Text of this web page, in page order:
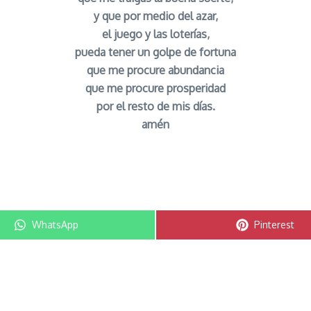
y que por medio del azar,
el juego y las loterías,
pueda tener un golpe de fortuna
que me procure abundancia
que me procure prosperidad
por el resto de mis días.
amén
Compartir en
WhatsApp Compartir en
Pinterest